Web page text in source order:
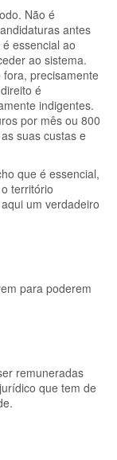
Não é
antes
essencial ao
ao sistema.
precisamente
é
indigentes.
por mês ou 800
suas custas e
que é essencial,
território
um verdadeiro
para poderem
remuneradas
que tem de